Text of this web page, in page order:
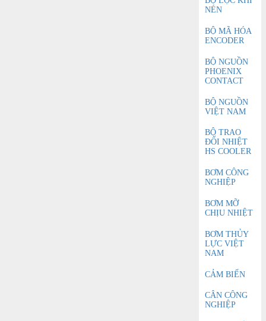
NÉN
BỘ MÃ HÓA
ENCODER
BỘ NGUỒN
PHOENIX
CONTACT
BỘ NGUỒN
VIỆT NAM
BỘ TRAO
ĐỔI NHIỆT
HS COOLER
BƠM CÔNG
NGHIỆP
BƠM MỠ
CHỊU NHIỆT
BƠM THỦY
LỰC VIỆT
NAM
CẢM BIẾN
CÂN CÔNG
NGHIỆP